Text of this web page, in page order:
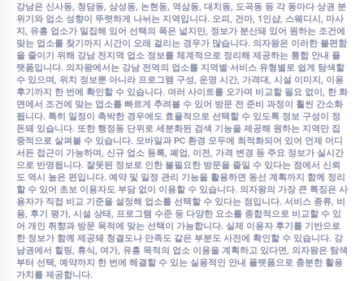
강남은 신사동, 청담동, 삼성동, 논현동, 역삼동, 대치동, 도곡동 등 각 동마다 상권 분
위기와 업소 성향이 뚜렷하게 나뉘는 지역입니다. 오피, 건마, 1인샵, 스웨디시, 마사
지, 유흥 업소가 밀집해 있어 선택의 폭은 넓지만, 정보가 분산돼 있어 원하는 조건에
맞는 업소를 찾기까지 시간이 오래 걸리는 경우가 많습니다. 의자왕은 이러한 불편함
을 줄이기 위해 강남 전지역 업소 정보를 체계적으로 정리해 제공하는 통합 안내 플
랫폼입니다. 의자왕에서는 강남 전역의 업소를 지역별·서비스 유형별로 쉽게 탐색할
수 있으며, 위치 정보뿐 아니라 프로그램 구성, 운영 시간, 가격대, 시설 이미지, 이용
후기까지 한 번에 확인할 수 있습니다. 여러 사이트를 오가며 비교할 필요 없이, 한 화
면에서 조건에 맞는 업소를 빠르게 추려볼 수 있어 방문 전 준비 과정이 훨씬 간소화
됩니다. 특히 일정이 촉박한 경우에도 효율적으로 선택할 수 있도록 정보 구성이 정
돈돼 있습니다. 또한 행정동 단위로 세분화된 검색 기능을 제공해 원하는 지역만 집
중적으로 살펴볼 수 있습니다. 모바일과 PC 환경 모두에 최적화되어 있어 언제 어디
서든 접근이 가능하며, 신규 업소 등록, 폐업, 이전, 가격 변경 등 주요 정보가 실시간
으로 반영됩니다. 잘못된 정보로 인한 불필요한 방문을 줄일 수 있다는 점에서 신뢰
도 역시 높은 편입니다. 예약 및 일정 관리 기능을 활용하면 동선 계획까지 함께 정리
할 수 있어 초보 이용자도 부담 없이 이용할 수 있습니다. 의자왕의 가장 큰 특징은 사
용자가 직접 비교 기준을 설정해 업소를 선택할 수 있다는 점입니다. 서비스 종류, 비
용, 후기 평가, 시설 상태, 프로그램 수준 등 다양한 요소를 종합적으로 비교할 수 있
어 개인 취향과 방문 목적에 맞는 선택이 가능합니다. 실제 이용자 후기를 기반으로
한 정보가 함께 제공돼 청결도나 만족도 같은 부분도 사전에 확인할 수 있습니다. 강
남권에서 힐링, 휴식, 여가, 유흥 목적의 업소 이용을 계획하고 있다면, 의자왕은 탐색
부터 선택, 예약까지 한 번에 해결할 수 있는 실용적인 안내 플랫폼으로 충분한 활용
가치를 제공합니다.